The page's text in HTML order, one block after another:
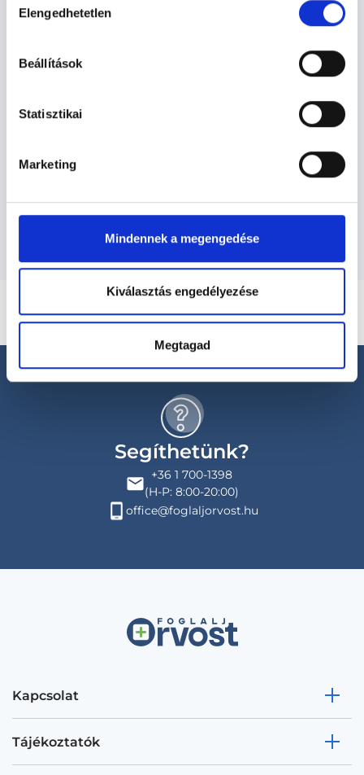
szabályzat:https://foglaljorvost.hu/info/foglaljorvost-
kiválasztása
Elengedhetetlen
Beállítások
Statisztikai
Marketing
Mindennek a megengedése
Kiválasztás engedélyezése
Megtagad
SZAKTERÜLETEK
Szolgáltatások
Segíthetünk?
+36 1 700-1398
(H-P: 8:00-20:00)
office@foglaljorvost.hu
Kapcsolat
Tájékoztatók